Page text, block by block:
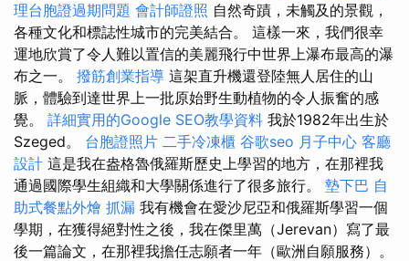
理台胞證過期問題 會計師證照 自然奇蹟，未觸及的景觀，
各種文化和標誌性城市的完美結合。 這樣一來，我們很幸
運地欣賞了令人難以置信的美麗飛行中世界上瀑布最高的瀑
布之一。 撥筋創業指導 這架直升機還登陸無人居住的山
脈，體驗到達世界上一批原始野生動植物的令人振奮的感
覺。 詳細實用的Google SEO教學資料 我於1982年出生於
Szeged。 台胞證照片 二手冷凍櫃 谷歌seo 月子中心 客廳
設計 這是我在盎格魯俄羅斯歷史上學習的地方，在那裡我
通過國際學生組織和大學關係進行了很多旅行。 墊下巴 自
助式餐點外燴 抓漏 我有機會在愛沙尼亞和俄羅斯學習一個
學期，在獲得絕對性之後，我在傑里萬（Jerevan）寫了最
後一篇論文，在那裡我擔任志願者一年（歐洲自願服務）。